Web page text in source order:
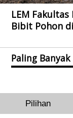
LEM
Bibit Pohon
Paling Banyak
Pilihan